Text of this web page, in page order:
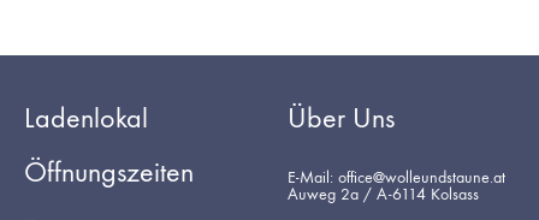
Ladenlokal
Öffnungszeiten
Über Uns
E-Mail: office@wolleundstaune.at
Auweg 2a / A-6114 Kolsass